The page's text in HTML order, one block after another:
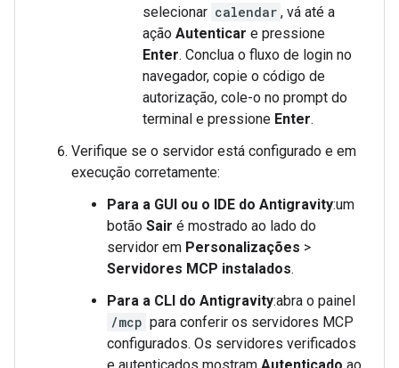
selecionar calendar , vá até a
ação Autenticar e pressione
Enter. Conclua o fluxo de login no
navegador, copie o código de
autorização, cole-o no prompt do
terminal e pressione Enter.
Verifique se o servidor está configurado e em
execução corretamente:
Para a GUI ou o IDE do Antigravity:um
botão Sair é mostrado ao lado do
servidor em Personalizações >
Servidores MCP instalados.
Para a CLI do Antigravity:abra o painel
/mcp para conferir os servidores MCP
configurados. Os servidores verificados